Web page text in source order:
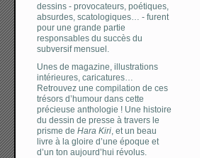
dessins - provocateurs, poétiques,
absurdes, scatologiques… - furent
pour une grande partie
responsables du succès du
subversif mensuel.
Unes de magazine, illustrations
intérieures, caricatures…
Retrouvez une compilation de ces
trésors d’humour dans cette
précieuse anthologie ! Une histoire
du dessin de presse à travers le
prisme de Hara Kiri, et un beau
livre à la gloire d’une époque et
d’un ton aujourd’hui révolus.